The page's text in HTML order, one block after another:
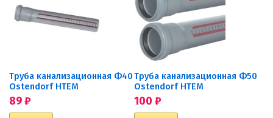
Труба канализационная Ф40
Ostendorf HTEM
89₽
Труба канализационная Ф50
Ostendorf HTEM
100 ₽